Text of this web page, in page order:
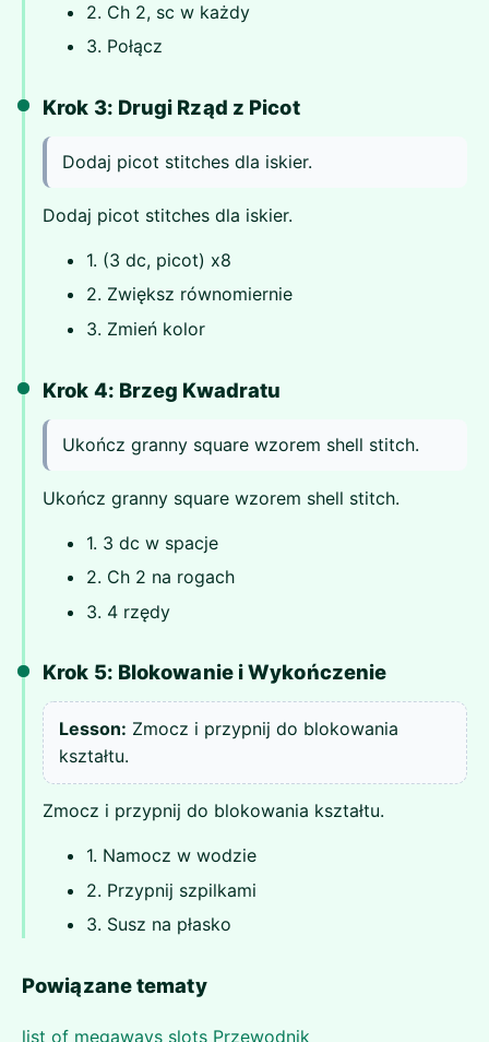
2. Ch 2, sc w każdy
3. Połącz
Krok 3: Drugi Rząd z Picot
Dodaj picot stitches dla iskier.
Dodaj picot stitches dla iskier.
1. (3 dc, picot) x8
2. Zwiększ równomiernie
3. Zmień kolor
Krok 4: Brzeg Kwadratu
Ukończ granny square wzorem shell stitch.
Ukończ granny square wzorem shell stitch.
1. 3 dc w spacje
2. Ch 2 na rogach
3. 4 rzędy
Krok 5: Blokowanie i Wykończenie
Lesson: Zmocz i przypnij do blokowania
kształtu.
Zmocz i przypnij do blokowania kształtu.
1. Namocz w wodzie
2. Przypnij szpilkami
3. Susz na płasko
Powiązane tematy
list of megaways slots Przewodnik